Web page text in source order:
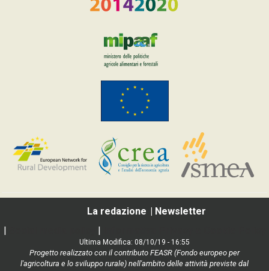
La redazione
Newsletter
|
|
Ultima Modifica: 08/10/19 - 16:55
Progetto realizzato con il contributo FEASR (Fondo europeo per
l'agricoltura e lo sviluppo rurale) nell'ambito delle attività previste dal